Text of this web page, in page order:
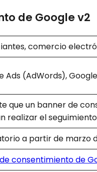
de Google v2
comercio
Ads (AdWords),
que un banner de
realizar el
a partir de marzo
consentimiento de